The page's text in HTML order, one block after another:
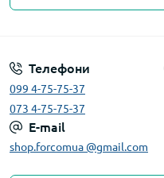
Телефони
099 4-75-75-37
073 4-75-75-37
E-mail
shop.forcomua @gmail.com